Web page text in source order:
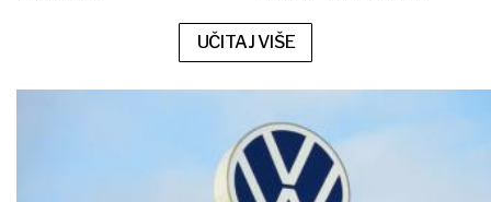
UČITAJ VIŠE